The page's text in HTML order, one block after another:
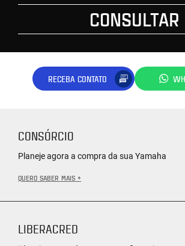
CONSULTAR
RECEBA CONTATO
CONSÓRCIO
Planeje agora a compra da sua Yamaha
QUERO SABER MAIS +
LIBERACRED